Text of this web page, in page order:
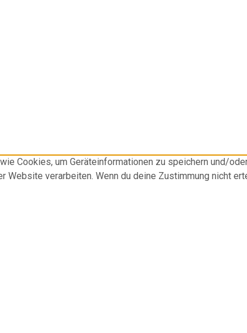
Cookies, um Geräteinformationen zu speichern und/
verarbeiten. Wenn du deine Zustimmung nicht